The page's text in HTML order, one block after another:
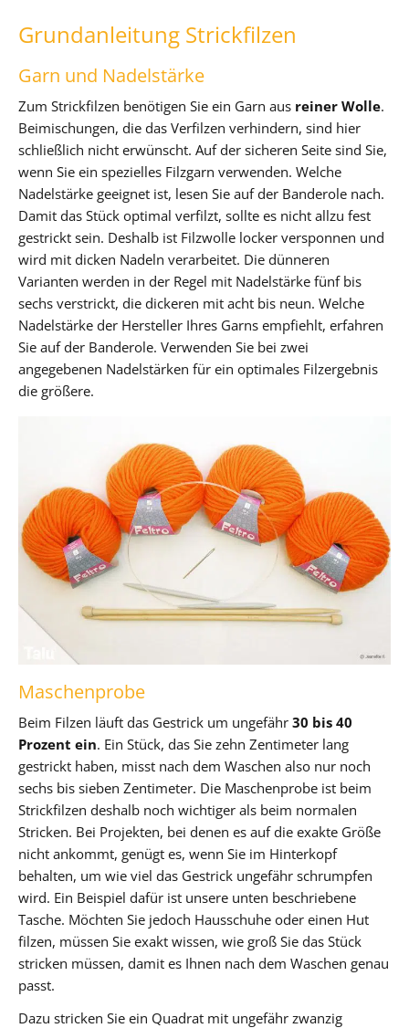
Grundanleitung Strickfilzen
Garn und Nadelstärke
Zum Strickfilzen benötigen Sie ein Garn aus reiner Wolle.
Beimischungen, die das Verfilzen verhindern, sind hier
schließlich nicht erwünscht. Auf der sicheren Seite sind Sie,
wenn Sie ein spezielles Filzgarn verwenden. Welche
Nadelstärke geeignet ist, lesen Sie auf der Banderole nach.
Damit das Stück optimal verfilzt, sollte es nicht allzu fest
gestrickt sein. Deshalb ist Filzwolle locker versponnen und
wird mit dicken Nadeln verarbeitet. Die dünneren
Varianten werden in der Regel mit Nadelstärke fünf bis
sechs verstrickt, die dickeren mit acht bis neun. Welche
Nadelstärke der Hersteller Ihres Garns empfiehlt, erfahren
Sie auf der Banderole. Verwenden Sie bei zwei
angegebenen Nadelstärken für ein optimales Filzergebnis
die größere.
Maschenprobe
Beim Filzen läuft das Gestrick um ungefähr 30 bis 40
Prozent ein. Ein Stück, das Sie zehn Zentimeter lang
gestrickt haben, misst nach dem Waschen also nur noch
sechs bis sieben Zentimeter. Die Maschenprobe ist beim
Strickfilzen deshalb noch wichtiger als beim normalen
Stricken. Bei Projekten, bei denen es auf die exakte Größe
nicht ankommt, genügt es, wenn Sie im Hinterkopf
behalten, um wie viel das Gestrick ungefähr schrumpfen
wird. Ein Beispiel dafür ist unsere unten beschriebene
Tasche. Möchten Sie jedoch Hausschuhe oder einen Hut
filzen, müssen Sie exakt wissen, wie groß Sie das Stück
stricken müssen, damit es Ihnen nach dem Waschen genau
passt.
Dazu stricken Sie ein Quadrat mit ungefähr zwanzig